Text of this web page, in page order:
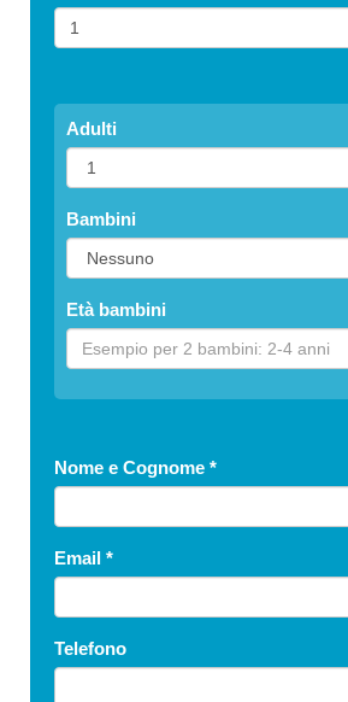
Adulti
Bambini
Età bambini
Nome e Cognome *
Email *
Telefono